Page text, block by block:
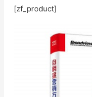
[zf_product]